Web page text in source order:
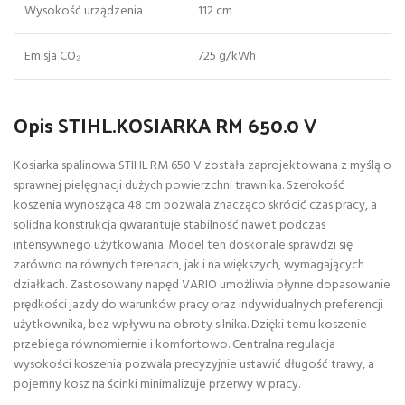
Wysokość urządzenia 112 cm
Emisja CO₂ 725 g/kWh
Opis STIHL.KOSIARKA RM 650.0 V
Kosiarka spalinowa STIHL RM 650 V została zaprojektowana z myślą o
sprawnej pielęgnacji dużych powierzchni trawnika. Szerokość
koszenia wynosząca 48 cm pozwala znacząco skrócić czas pracy, a
solidna konstrukcja gwarantuje stabilność nawet podczas
intensywnego użytkowania. Model ten doskonale sprawdzi się
zarówno na równych terenach, jak i na większych, wymagających
działkach. Zastosowany napęd VARIO umożliwia płynne dopasowanie
prędkości jazdy do warunków pracy oraz indywidualnych preferencji
użytkownika, bez wpływu na obroty silnika. Dzięki temu koszenie
przebiega równomiernie i komfortowo. Centralna regulacja
wysokości koszenia pozwala precyzyjnie ustawić długość trawy, a
pojemny kosz na ścinki minimalizuje przerwy w pracy.